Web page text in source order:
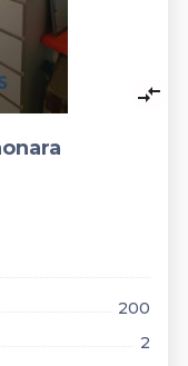
compare_arrows
200
2